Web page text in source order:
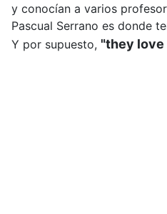
y conocían a varios
Pascual Serrano es donde
Y por supuesto, "they love